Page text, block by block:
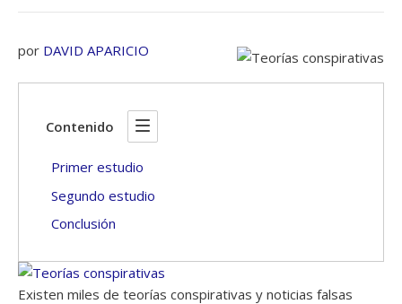
por DAVID APARICIO
Contenido
Primer estudio
Segundo estudio
Conclusión
Existen miles de teorías conspirativas y noticias falsas